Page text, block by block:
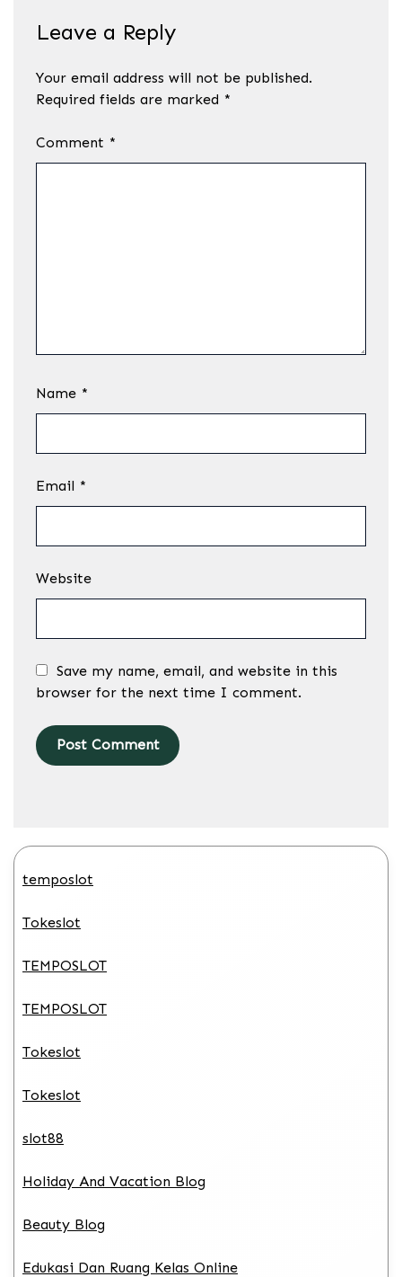
Leave a Reply
Your email address will not be published.
Required fields are marked *
Comment *
Name *
Email *
Website
Save my name, email, and website in this
browser for the next time I comment.
temposlot
Tokeslot
TEMPOSLOT
TEMPOSLOT
Tokeslot
Tokeslot
slot88
Holiday And Vacation Blog
Beauty Blog
Edukasi Dan Ruang Kelas Online